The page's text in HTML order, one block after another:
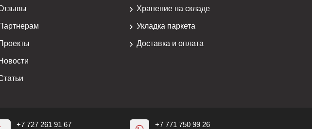
Хранение на складе
Укладка паркета
Доставка и оплата
+7 727 261 91 67 +7 771 750 99 26